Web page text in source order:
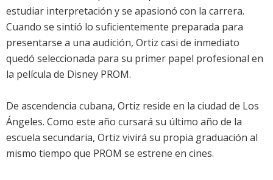
estudiar interpretación y se apasionó con la carrera.
Cuando se sintió lo suficientemente preparada para
presentarse a una audición, Ortiz casi de inmediato
quedó seleccionada para su primer papel profesional en
la película de Disney PROM.
De ascendencia cubana, Ortiz reside en la ciudad de Los
Ángeles. Como este año cursará su último año de la
escuela secundaria, Ortiz vivirá su propia graduación al
mismo tiempo que PROM se estrene en cines.